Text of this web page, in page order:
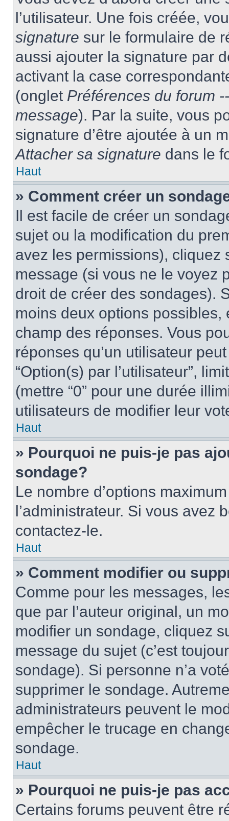
l’utilisateur. Une fois créée,
signature sur le formulaire de
aussi ajouter la signature par
activant la case
(onglet Préférences du forum
message). Par la suite, vous
signature d’être ajoutée à un
Attacher sa signature dans le
Haut
» Comment créer un
Il est facile de créer un
sujet ou la modification du
avez les permissions), cliquez
message (si vous ne le voyez
droit de créer des sondages).
moins deux options
champ des réponses. Vous
réponses qu’un utilisateur
“Option(s) par l’utilisateur”,
(mettre “0” pour une durée
utilisateurs de modifier leur
Haut
» Pourquoi ne puis-je pas
sondage?
Le nombre d’options
l’administrateur. Si vous avez
contactez-le.
Haut
» Comment modifier ou
Comme pour les messages,
que par l’auteur original, un
modifier un sondage, cliquez
message du sujet (c’est
sondage). Si personne n’a
supprimer le sondage.
administrateurs peuvent le
empêcher le trucage en
sondage.
Haut
» Pourquoi ne puis-je pas
Certains forums peuvent être